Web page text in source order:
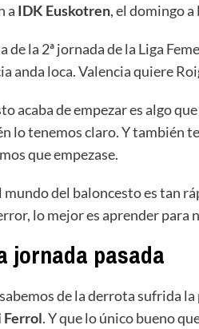
a IDK Euskotren, el domingo a
de la 2ª jornada de la Liga
anda loca. Valencia quiere
acaba de empezar es algo
lo tenemos claro. Y también
que empezase.
mundo del baloncesto es tan
lo mejor es aprender para
jornada pasada
de la derrota sufrida
Ferrol. Y que lo único bueno